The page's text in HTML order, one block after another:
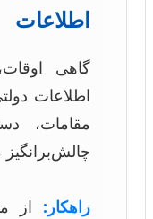
اطلاعات
گاهی
اطلاعات
مقامات،
راهکار: از